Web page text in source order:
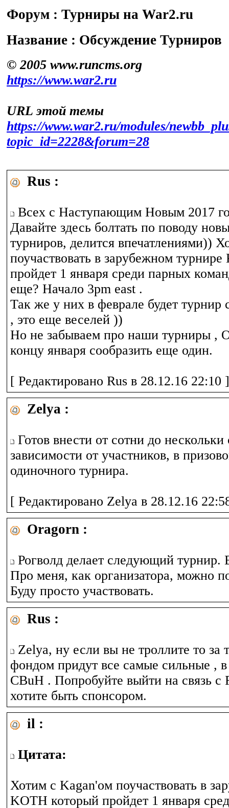
Форум : Турниры на War2.ru
Название : Обсуждение Турниров
© 2005 www.runcms.org
https://www.war2.ru
URL этой темы
https://www.war2.ru/modules/
topic_id=2228&forum=28
Rus :
Всех с Наступающим Новым 2017
Давайте здесь болтать по поводу
турниров, делится впечатлениями))
поучаствовать в зарубежном
пройдет 1 января среди парных
еще? Начало 3pm east .
Так же у них в феврале будет турнир
, это еще веселей ))
Но не забываем про наши турниры ,
концу января сообразить еще один.
[ Редактировано Rus в 28.12.16 22:10 ]
Zelya :
Готов внести от сотни до нескольки
зависимости от участников, в
одиночного турнира.
[ Редактировано Zelya в 28.12.16
Oragorn :
Рогволд делает следующий турнир.
Про меня, как организатора, можно
Буду просто участвовать.
Rus :
Zelya, ну если вы не троллите то за
фондом придут все самые сильные ,
CBuH . Попробуйте выйти на связь с
хотите быть спонсором.
il :
Цитата:
Хотим с Kagan'ом поучаствовать в
KOTH который пройдет 1 января